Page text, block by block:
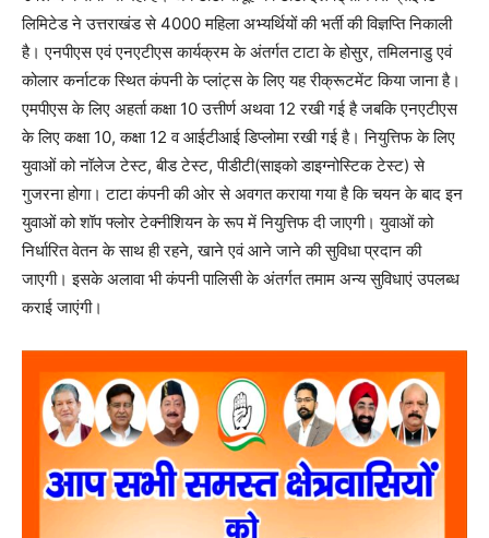
लिमिटेड ने उत्तराखंड से 4000 महिला अभ्यर्थियों की भर्ती की विज्ञप्ति निकाली
है। एनपीएस एवं एनएटीएस कार्यक्रम के अंतर्गत टाटा के होसुर, तमिलनाडु एवं
कोलार कर्नाटक स्थित कंपनी के प्लांट्स के लिए यह रीक्रूटमेंट किया जाना है।
एमपीएस के लिए अहर्ता कक्षा 10 उत्तीर्ण अथवा 12 रखी गई है जबकि एनएटीएस
के लिए कक्षा 10, कक्षा 12 व आईटीआई डिप्लोमा रखी गई है। नियुत्तिफ के लिए
युवाओं को नॉलेज टेस्ट, बीड टेस्ट, पीडीटी(साइको डाइग्नोस्टिक टेस्ट) से
गुजरना होगा। टाटा कंपनी की ओर से अवगत कराया गया है कि चयन के बाद इन
युवाओं को शॉप फ्लोर टेक्नीशियन के रूप में नियुत्तिफ दी जाएगी। युवाओं को
निर्धारित वेतन के साथ ही रहने, खाने एवं आने जाने की सुविधा प्रदान की
जाएगी। इसके अलावा भी कंपनी पालिसी के अंतर्गत तमाम अन्य सुविधाएं उपलब्ध
कराई जाएंगी।